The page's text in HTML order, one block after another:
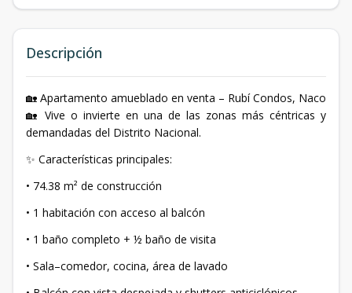
Descripción
🏡 Apartamento amueblado en venta – Rubí Condos, Naco
🏡 Vive o invierte en una de las zonas más céntricas y
demandadas del Distrito Nacional.
✨ Características principales:
• 74.38 m² de construcción
• 1 habitación con acceso al balcón
• 1 baño completo + ½ baño de visita
• Sala–comedor, cocina, área de lavado